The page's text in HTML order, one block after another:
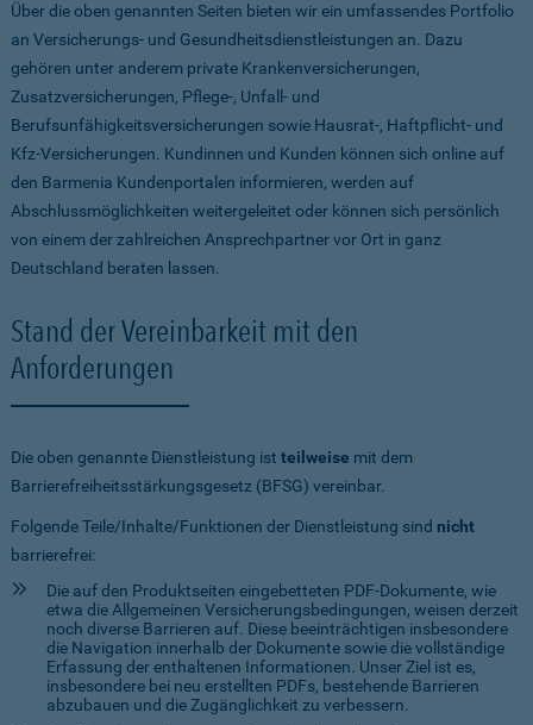
Über die oben genannten Seiten bieten wir ein umfassendes Portfolio
an Versicherungs- und Gesundheitsdienstleistungen an. Dazu
gehören unter anderem private Krankenversicherungen,
Zusatzversicherungen, Pflege-, Unfall- und
Berufsunfähigkeitsversicherungen sowie Hausrat-, Haftpflicht- und
Kfz-Versicherungen. Kundinnen und Kunden können sich online auf
den Barmenia Kundenportalen informieren, werden auf
Abschlussmöglichkeiten weitergeleitet oder können sich persönlich
von einem der zahlreichen Ansprechpartner vor Ort in ganz
Deutschland beraten lassen.
Stand der Vereinbarkeit mit den
Anforderungen
Die oben genannte Dienstleistung ist teilweise mit dem
Barrierefreiheitsstärkungsgesetz (BFSG) vereinbar.
Folgende Teile/Inhalte/Funktionen der Dienstleistung sind nicht
barrierefrei:
Die auf den Produktseiten eingebetteten PDF-Dokumente, wie
etwa die Allgemeinen Versicherungsbedingungen, weisen derzeit
noch diverse Barrieren auf. Diese beeinträchtigen insbesondere
die Navigation innerhalb der Dokumente sowie die vollständige
Erfassung der enthaltenen Informationen. Unser Ziel ist es,
insbesondere bei neu erstellten PDFs, bestehende Barrieren
abzubauen und die Zugänglichkeit zu verbessern.